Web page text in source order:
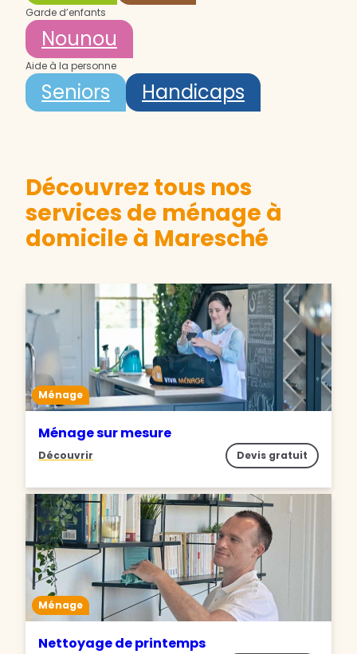
Garde d’enfants
Nounou
Aide à la personne
Seniors Handicaps
Découvrez tous nos
services de ménage à
domicile à Maresché
Ménage
Ménage sur mesure
Découvrir Devis gratuit
Ménage
Nettoyage de printemps